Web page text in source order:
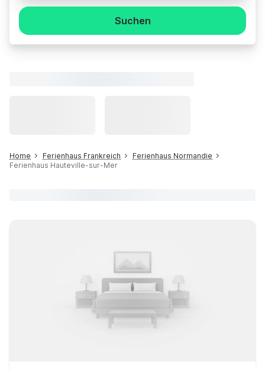
Suchen
Home Ferienhaus Frankreich
Ferienhaus Normandie
Ferienhaus Hauteville-sur-Mer